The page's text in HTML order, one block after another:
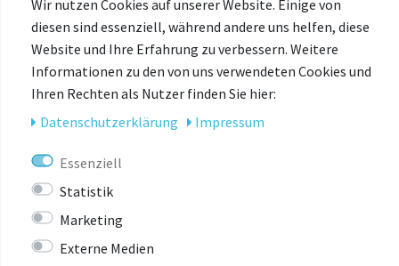
Wir nutzen Cookies auf unserer Website. Einige von
diesen sind essenziell, während andere uns helfen, diese
Website und Ihre Erfahrung zu verbessern. Weitere
Informationen zu den von uns verwendeten Cookies und
Ihren Rechten als Nutzer finden Sie hier:
Daten­schutz­erklärung
Impressum
Essenziell
Statistik
Marketing
Externe Medien